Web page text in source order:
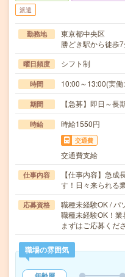
派遣
勤務地
東京都中央区
勝どき駅から徒歩
曜日頻度 シフト制
時間 10:00～13:00(実
期間 【急募】即日～
時給 時給1550円
交通費
交通費支給
仕事内容
【仕事内容】急
す！日々来られる
応募資格
職種未経験OK / パ
職種未経験OK！業
まずはご応募くだ
職場の雰囲気